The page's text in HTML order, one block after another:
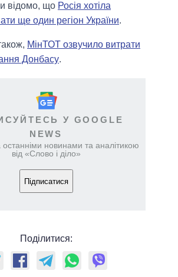
відомо, що Росія хотіла
ще один регіон України.
МінТОТ озвучило витрати
Донбасу.
У GOOGLE
NEWS
останніми новинами та аналітикою
від «Слово і діло»
Підписатися
Поділитися: